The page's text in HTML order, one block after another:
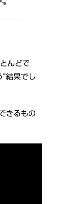
んどで
結果でし
きるもの